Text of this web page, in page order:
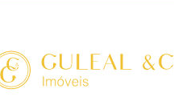
Sofisticadas em Petrópolis
02:37